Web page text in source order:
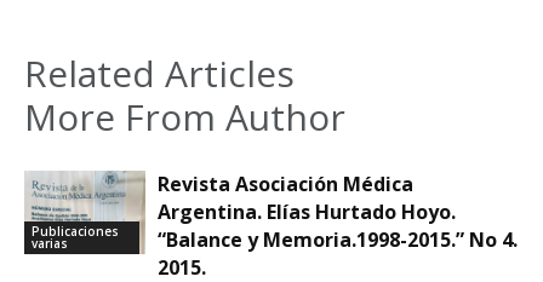
Related Articles
More From Author
Publicaciones
varias
Revista Asociación Médica
Argentina. Elías Hurtado Hoyo.
“Balance y Memoria.1998-2015.” No 4.
2015.